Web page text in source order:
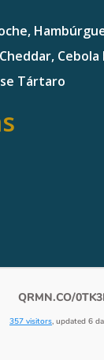
Cebola
Tártaro
QRMN.CO/
357 visitors, updated 6